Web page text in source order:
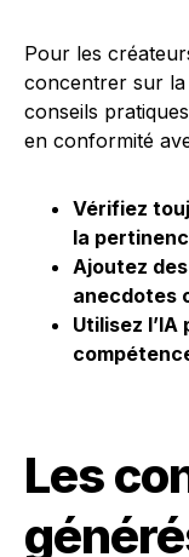
Pour les
concentrer sur la
conseils
en conformité
Vérifiez
la
Ajoutez
anecdotes
Utilisez
Les